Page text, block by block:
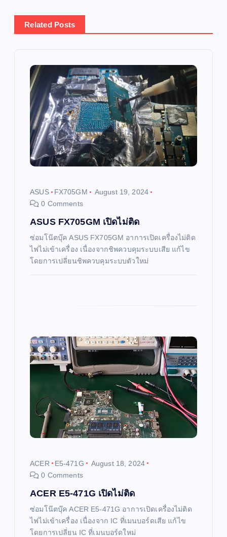
n
a
Related Posts
ASUS FX705GM
August 19, 2024
0 Comments
ASUS FX705GM เปิดไม่ติด
ซ่อมโน๊ตบุ๊ค ASUS FX705GM อาการเปิดเครื่องไม่ติด
ไฟไม่เข้าเครื่อง เนื่องจากชิพควบคุมระบบเสีย แก้ไข
โดยการเปลี่ยนชิพควบคุมระบบตัวใหม่
ACER E5-471G
August 18, 2024
0 Comments
ACER E5-471G เปิดไม่ติด
ซ่อมโน๊ตบุ๊ค ACER E5-471G อาการเปิดเครื่องไม่ติด
ไฟไม่เข้าเครื่อง เนื่องจาก IC ที่เมนบอร์ดเสีย แก้ไข
โดยการเปลี่ยน IC ที่เมนบอร์ดใหม่